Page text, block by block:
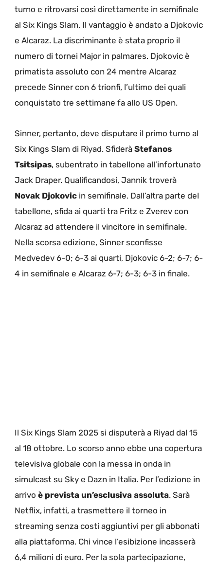
turno e ritrovarsi così direttamente in semifinale
al Six Kings Slam. Il vantaggio è andato a Djokovic
e Alcaraz. La discriminante è stata proprio il
numero di tornei Major in palmares. Djokovic è
primatista assoluto con 24 mentre Alcaraz
precede Sinner con 6 trionfi, l’ultimo dei quali
conquistato tre settimane fa allo US Open.
Sinner, pertanto, deve disputare il primo turno al
Six Kings Slam di Riyad. Sfiderà Stefanos
Tsitsipas, subentrato in tabellone all’infortunato
Jack Draper. Qualificandosi, Jannik troverà
Novak Djokovic in semifinale. Dall’altra parte del
tabellone, sfida ai quarti tra Fritz e Zverev con
Alcaraz ad attendere il vincitore in semifinale.
Nella scorsa edizione, Sinner sconfisse
Medvedev 6-0; 6-3 ai quarti, Djokovic 6-2; 6-7; 6-
4 in semifinale e Alcaraz 6-7; 6-3; 6-3 in finale.
Il Six Kings Slam 2025 si disputerà a Riyad dal 15
al 18 ottobre. Lo scorso anno ebbe una copertura
televisiva globale con la messa in onda in
simulcast su Sky e Dazn in Italia. Per l’edizione in
arrivo è prevista un’esclusiva assoluta. Sarà
Netflix, infatti, a trasmettere il torneo in
streaming senza costi aggiuntivi per gli abbonati
alla piattaforma. Chi vince l’esibizione incasserà
6,4 milioni di euro. Per la sola partecipazione,